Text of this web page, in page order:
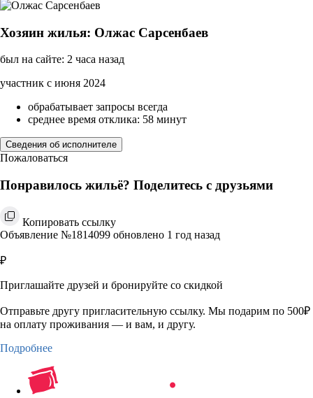
Хозяин жилья: Олжас Сарсенбаев
был на сайте: 2 часа назад
участник с июня 2024
обрабатывает запросы всегда
среднее время отклика: 58 минут
Сведения об исполнителе
Пожаловаться
Понравилось жильё? Поделитесь с друзьями
Копировать ссылку
Объявление №1814099 обновлено 1 год назад
₽
Приглашайте друзей и бронируйте со скидкой
Отправьте другу пригласительную ссылку. Мы подарим по 500₽
на оплату проживания — и вам, и другу.
Подробнее